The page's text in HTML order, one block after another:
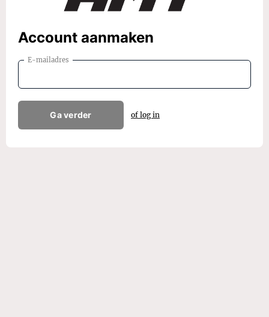
Account aanmaken
E-mailadres
Ga verder of log in